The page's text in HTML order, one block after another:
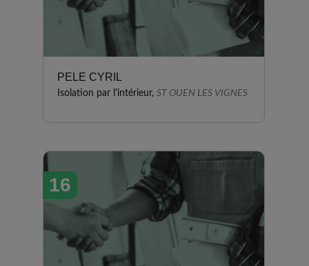
PELE CYRIL
Isolation par l'intérieur, ST OUEN LES VIGNES
16